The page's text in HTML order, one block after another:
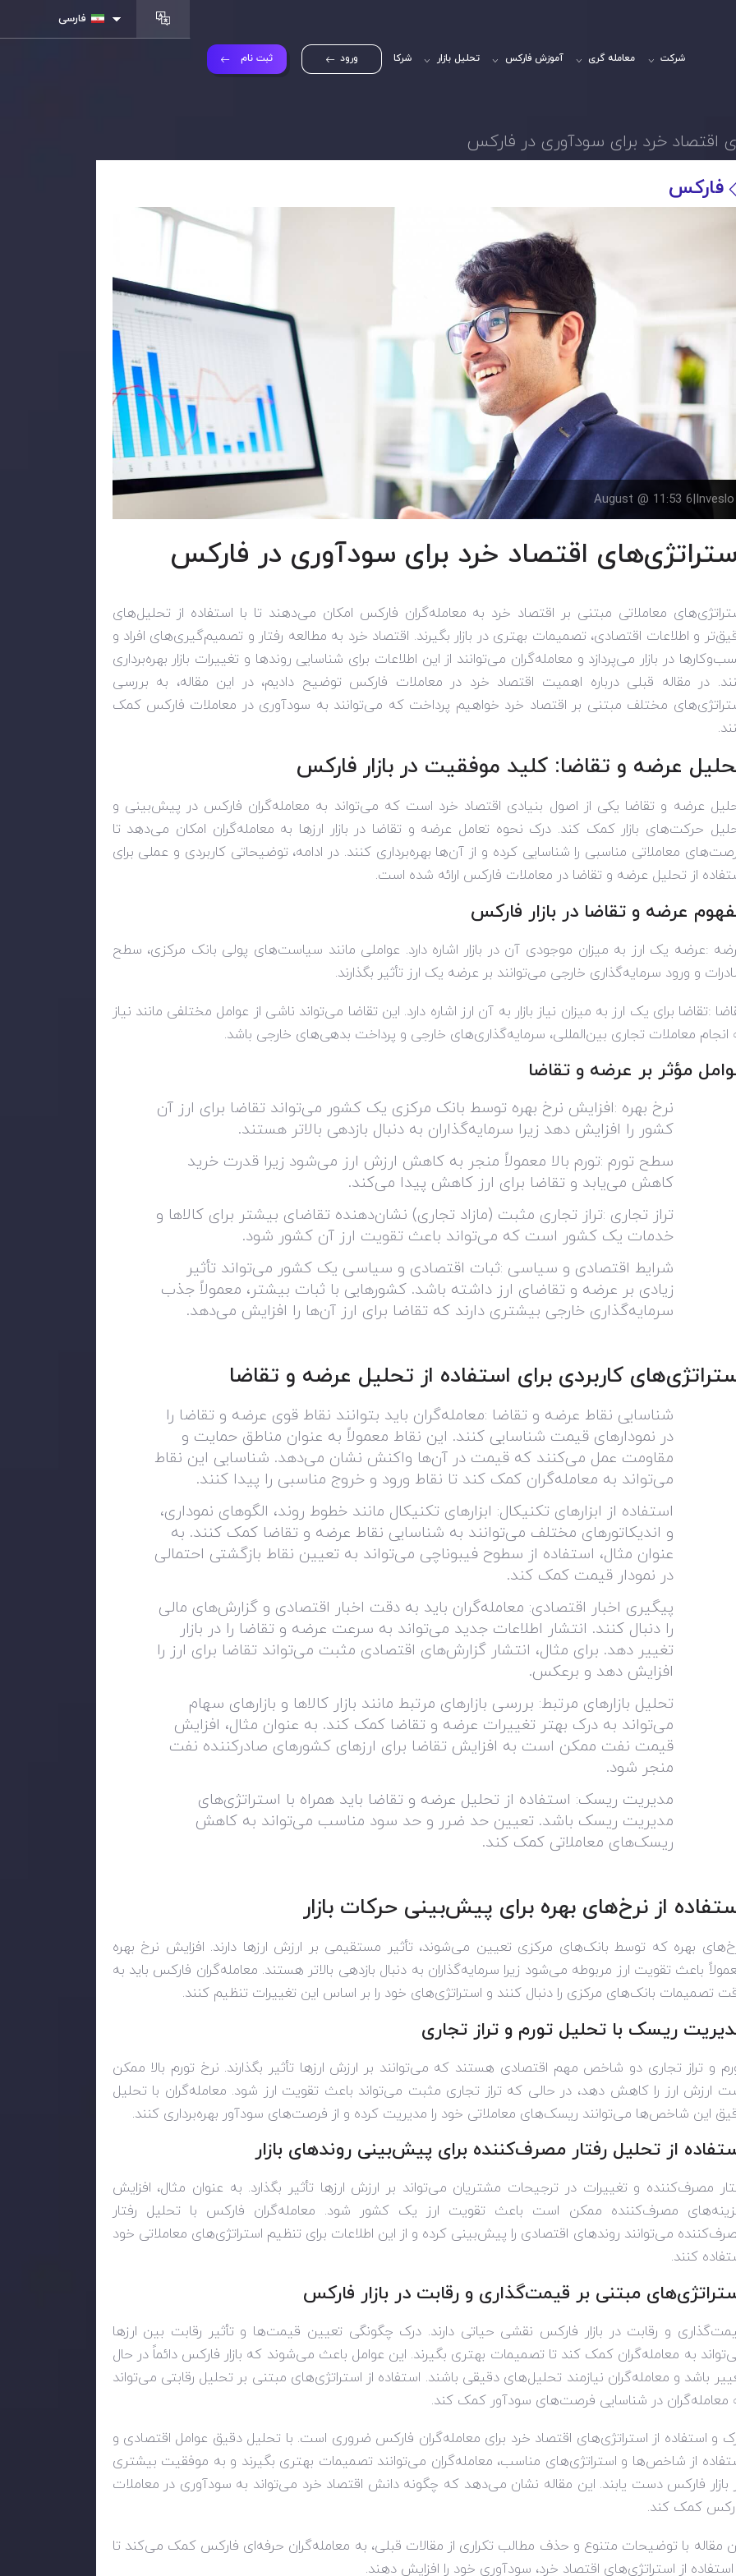
شرکت معامله گری آموزش فارکس تحلیل بازار شرکا ورود ثبت نام
فارسی
اقتصاد خرد برای سودآوری در فارکس
فارکس
Inveslo
|
6 August @ 11:53
اقتصاد خرد برای سودآوری در فارکس
معاملاتی مبتنی بر اقتصاد خرد به معامله‌گران فارکس امکان می‌دهند تا با استفاده از تحلیل‌های
و اطلاعات اقتصادی، تصمیمات بهتری در بازار بگیرند. اقتصاد خرد به مطالعه رفتار و تصمیم‌گیری‌های افراد و
در بازار می‌پردازد و معامله‌گران می‌توانند از این اطلاعات برای شناسایی روندها و تغییرات بازار بهره‌برداری
در مقاله قبلی درباره اهمیت اقتصاد خرد در معاملات فارکس توضیح دادیم، در این مقاله، به بررسی
مختلف مبتنی بر اقتصاد خرد خواهیم پرداخت که می‌توانند به سودآوری در معاملات فارکس کمک
.
عرضه و تقاضا: کلید موفقیت در بازار فارکس
عرضه و تقاضا یکی از اصول بنیادی اقتصاد خرد است که می‌تواند به معامله‌گران فارکس در پیش‌بینی و
حرکت‌های بازار کمک کند. درک نحوه تعامل عرضه و تقاضا در بازار ارزها به معامله‌گران امکان می‌دهد تا
معاملاتی مناسبی را شناسایی کرده و از آن‌ها بهره‌برداری کنند. در ادامه، توضیحاتی کاربردی و عملی برای
از تحلیل عرضه و تقاضا در معاملات فارکس ارائه شده است.
عرضه و تقاضا در بازار فارکس
:عرضه یک ارز به میزان موجودی آن در بازار اشاره دارد. عواملی مانند سیاست‌های پولی بانک مرکزی، سطح
و ورود سرمایه‌گذاری خارجی می‌توانند بر عرضه یک ارز تأثیر بگذارند.
:تقاضا برای یک ارز به میزان نیاز بازار به آن ارز اشاره دارد. این تقاضا می‌تواند ناشی از عوامل مختلفی مانند نیاز
انجام معاملات تجاری بین‌المللی، سرمایه‌گذاری‌های خارجی و پرداخت بدهی‌های خارجی باشد.
مؤثر بر عرضه و تقاضا
نرخ بهره :افزایش نرخ بهره توسط بانک مرکزی یک کشور می‌تواند تقاضا برای ارز آن
کشور را افزایش دهد زیرا سرمایه‌گذاران به دنبال بازدهی بالاتر هستند.
سطح تورم :تورم بالا معمولاً منجر به کاهش ارزش ارز می‌شود زیرا قدرت خرید
کاهش می‌یابد و تقاضا برای ارز کاهش پیدا می‌کند.
تراز تجاری :تراز تجاری مثبت (مازاد تجاری) نشان‌دهنده تقاضای بیشتر برای کالاها و
خدمات یک کشور است که می‌تواند باعث تقویت ارز آن کشور شود.
شرایط اقتصادی و سیاسی :ثبات اقتصادی و سیاسی یک کشور می‌تواند تأثیر
زیادی بر عرضه و تقاضای ارز داشته باشد. کشورهایی با ثبات بیشتر، معمولاً جذب
سرمایه‌گذاری خارجی بیشتری دارند که تقاضا برای ارز آن‌ها را افزایش می‌دهد.
کاربردی برای استفاده از تحلیل عرضه و تقاضا
شناسایی نقاط عرضه و تقاضا :معامله‌گران باید بتوانند نقاط قوی عرضه و تقاضا را
در نمودارهای قیمت شناسایی کنند. این نقاط معمولاً به عنوان مناطق حمایت و
مقاومت عمل می‌کنند که قیمت در آن‌ها واکنش نشان می‌دهد. شناسایی این نقاط
می‌تواند به معامله‌گران کمک کند تا نقاط ورود و خروج مناسبی را پیدا کنند.
استفاده از ابزارهای تکنیکال: ابزارهای تکنیکال مانند خطوط روند، الگوهای نموداری،
و اندیکاتورهای مختلف می‌توانند به شناسایی نقاط عرضه و تقاضا کمک کنند. به
عنوان مثال، استفاده از سطوح فیبوناچی می‌تواند به تعیین نقاط بازگشتی احتمالی
در نمودار قیمت کمک کند.
پیگیری اخبار اقتصادی: معامله‌گران باید به دقت اخبار اقتصادی و گزارش‌های مالی
را دنبال کنند. انتشار اطلاعات جدید می‌تواند به سرعت عرضه و تقاضا را در بازار
تغییر دهد. برای مثال، انتشار گزارش‌های اقتصادی مثبت می‌تواند تقاضا برای ارز را
افزایش دهد و برعکس.
تحلیل بازارهای مرتبط: بررسی بازارهای مرتبط مانند بازار کالاها و بازارهای سهام
می‌تواند به درک بهتر تغییرات عرضه و تقاضا کمک کند. به عنوان مثال، افزایش
قیمت نفت ممکن است به افزایش تقاضا برای ارزهای کشورهای صادرکننده نفت
منجر شود.
مدیریت ریسک: استفاده از تحلیل عرضه و تقاضا باید همراه با استراتژی‌های
مدیریت ریسک باشد. تعیین حد ضرر و حد سود مناسب می‌تواند به کاهش
ریسک‌های معاملاتی کمک کند.
از نرخ‌های بهره برای پیش‌بینی حرکات بازار
بهره که توسط بانک‌های مرکزی تعیین می‌شوند، تأثیر مستقیمی بر ارزش ارزها دارند. افزایش نرخ بهره
باعث تقویت ارز مربوطه می‌شود زیرا سرمایه‌گذاران به دنبال بازدهی بالاتر هستند. معامله‌گران فارکس باید به
تصمیمات بانک‌های مرکزی را دنبال کنند و استراتژی‌های خود را بر اساس این تغییرات تنظیم کنند.
ریسک با تحلیل تورم و تراز تجاری
و تراز تجاری دو شاخص مهم اقتصادی هستند که می‌توانند بر ارزش ارزها تأثیر بگذارند. نرخ تورم بالا ممکن
ارزش ارز را کاهش دهد، در حالی که تراز تجاری مثبت می‌تواند باعث تقویت ارز شود. معامله‌گران با تحلیل
این شاخص‌ها می‌توانند ریسک‌های معاملاتی خود را مدیریت کرده و از فرصت‌های سودآور بهره‌برداری کنند.
از تحلیل رفتار مصرف‌کننده برای پیش‌بینی روندهای بازار
مصرف‌کننده و تغییرات در ترجیحات مشتریان می‌تواند بر ارزش ارزها تأثیر بگذارد. به عنوان مثال، افزایش
مصرف‌کننده ممکن است باعث تقویت ارز یک کشور شود. معامله‌گران فارکس با تحلیل رفتار
می‌توانند روندهای اقتصادی را پیش‌بینی کرده و از این اطلاعات برای تنظیم استراتژی‌های معاملاتی خود
کنند.
مبتنی بر قیمت‌گذاری و رقابت در بازار فارکس
و رقابت در بازار فارکس نقشی حیاتی دارند. درک چگونگی تعیین قیمت‌ها و تأثیر رقابت بین ارزها
به معامله‌گران کمک کند تا تصمیمات بهتری بگیرند. این عوامل باعث می‌شوند که بازار فارکس دائماً در حال
باشد و معامله‌گران نیازمند تحلیل‌های دقیقی باشند. استفاده از استراتژی‌های مبتنی بر تحلیل رقابتی می‌تواند
معامله‌گران در شناسایی فرصت‌های سودآور کمک کند.
و استفاده از استراتژی‌های اقتصاد خرد برای معامله‌گران فارکس ضروری است. با تحلیل دقیق عوامل اقتصادی و
از شاخص‌ها و استراتژی‌های مناسب، معامله‌گران می‌توانند تصمیمات بهتری بگیرند و به موفقیت بیشتری
بازار فارکس دست یابند. این مقاله نشان می‌دهد که چگونه دانش اقتصاد خرد می‌تواند به سودآوری در معاملات
کمک کند.
مقاله با توضیحات متنوع و حذف مطالب تکراری از مقالات قبلی، به معامله‌گران حرفه‌ای فارکس کمک می‌کند تا
استفاده از استراتژی‌های اقتصاد خرد، سودآوری خود را افزایش دهند.